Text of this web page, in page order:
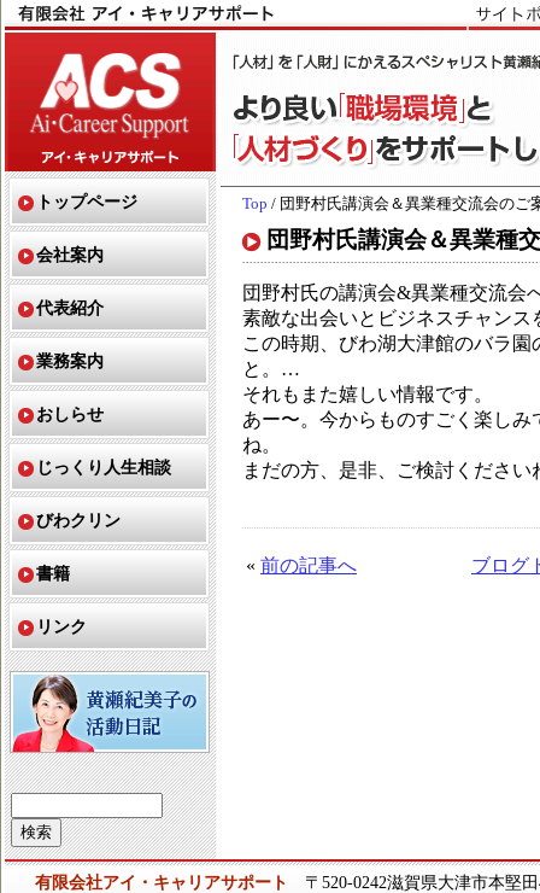
Top / 団野村氏講演会＆異業種交流会のご
団野村氏講演会＆異業種
団野村氏の講演会&異業種交流会
素敵な出会いとビジネスチャンス
この時期、びわ湖大津館のバラ
と。 …
それもまた嬉しい情報です。
あー〜。今からものすごく楽し
ね。
まだの方、是非、ご検討ください
« 前の記事へ ブログ
トップページ
会社案内
代表紹介
業務案内
おしらせ
じっくり人生相談
びわクリン
書籍
リンク
有限会社アイ・キャリアサポート
〒520-0242滋賀県大津市本堅